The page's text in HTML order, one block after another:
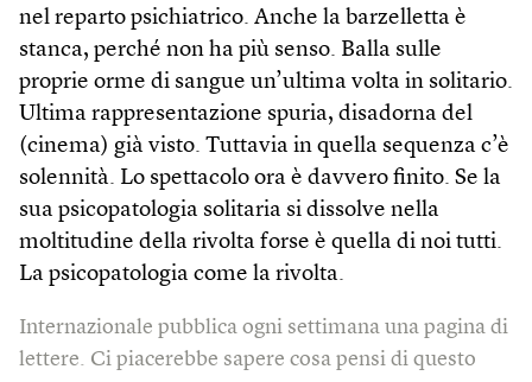
nel reparto psichiatrico. Anche la barzelletta è
stanca, perché non ha più senso. Balla sulle
proprie orme di sangue un’ultima volta in solitario.
Ultima rappresentazione spuria, disadorna del
(cinema) già visto. Tuttavia in quella sequenza c’è
solennità. Lo spettacolo ora è davvero finito. Se la
sua psicopatologia solitaria si dissolve nella
moltitudine della rivolta forse è quella di noi tutti.
La psicopatologia come la rivolta.
Internazionale pubblica ogni settimana una pagina di
lettere. Ci piacerebbe sapere cosa pensi di questo